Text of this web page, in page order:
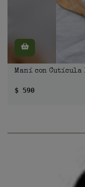
Maní con Cutícula
$ 590